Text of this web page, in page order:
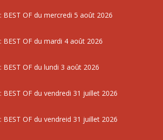
: BEST OF du mercredi 5 août 2026
: BEST OF du mardi 4 août 2026
: BEST OF du lundi 3 août 2026
: BEST OF du vendredi 31 juillet 2026
: BEST OF du vendreid 31 juillet 2026